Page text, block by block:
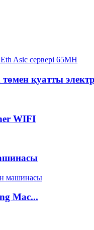
қуатты
WIFI
Mac...